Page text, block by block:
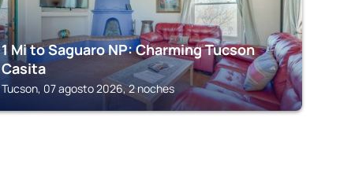
1 Mi to Saguaro NP: Charming Tucson
Casita
Tucson, 07 agosto 2026, 2 noches